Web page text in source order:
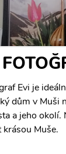
Evi je
dům v Muši
a jeho
Muše.